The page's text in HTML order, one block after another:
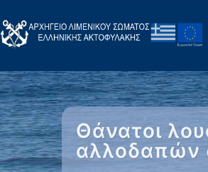
Θάνατοι
αλλοδαπών